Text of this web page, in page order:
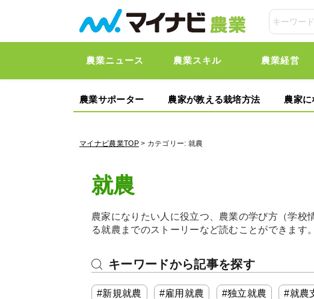
農業ニュース 農業スキル 農業経営
農業サポーター 農家が教える栽培方法 農家に
マイナビ農業TOP> カテゴリー:就農
就農
農家になりたい人に役立つ、農業の学び方（学校
る就農までのストーリーなど読むことができます。
キーワードから記事を探す
#新規就農 #雇用就農 #独立就農 #就農